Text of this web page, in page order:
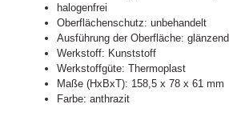
halogenfrei
Oberflächenschutz: unbehandelt
Ausführung der Oberfläche: glänzend
Werkstoff: Kunststoff
Werkstoffgüte: Thermoplast
Maße (HxBxT): 158,5 x 78 x 61 mm
Farbe: anthrazit